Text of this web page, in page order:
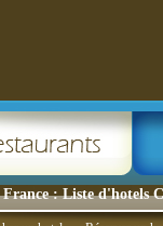
France : Liste d'hotels